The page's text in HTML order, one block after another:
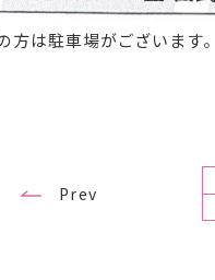
は駐車場がございます。
Prev